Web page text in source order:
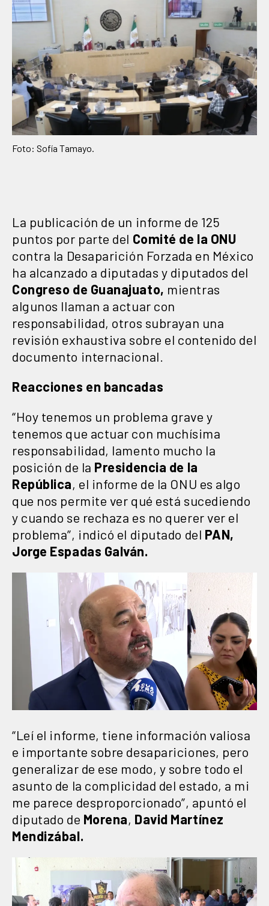
Foto: Sofía Tamayo.
La publicación de un informe de 125
puntos por parte del Comité de la ONU
contra la Desaparición Forzada en México
ha alcanzado a diputadas y diputados del
Congreso de Guanajuato, mientras
algunos llaman a actuar con
responsabilidad, otros subrayan una
revisión exhaustiva sobre el contenido del
documento internacional.
Reacciones en bancadas
“Hoy tenemos un problema grave y
tenemos que actuar con muchísima
responsabilidad, lamento mucho la
posición de la Presidencia de la
República, el informe de la ONU es algo
que nos permite ver qué está sucediendo
y cuando se rechaza es no querer ver el
problema”, indicó el diputado del PAN,
Jorge Espadas Galván.
“Leí el informe, tiene información valiosa
e importante sobre desapariciones, pero
generalizar de ese modo, y sobre todo el
asunto de la complicidad del estado, a mi
me parece desproporcionado”, apuntó el
diputado de Morena, David Martínez
Mendizábal.